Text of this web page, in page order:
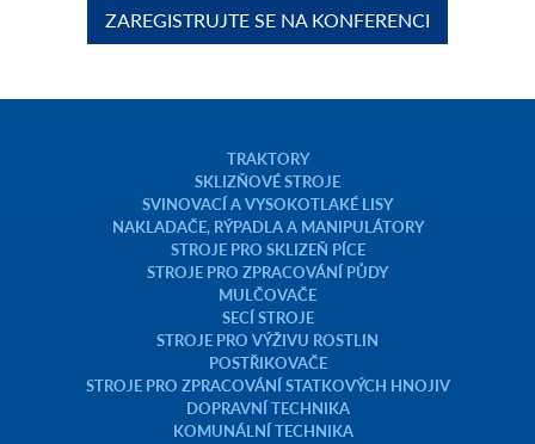
ZAREGISTRUJTE SE NA KONFERENCI
TRAKTORY
SKLIZŇOVÉ STROJE
SVINOVACÍ A VYSOKOTLAKÉ LISY
NAKLADAČE, RÝPADLA A MANIPULÁTORY
STROJE PRO SKLIZEŇ PÍCE
STROJE PRO ZPRACOVÁNÍ PŮDY
MULČOVAČE
SECÍ STROJE
STROJE PRO VÝŽIVU ROSTLIN
POSTŘIKOVAČE
STROJE PRO ZPRACOVÁNÍ STATKOVÝCH HNOJIV
DOPRAVNÍ TECHNIKA
KOMUNÁLNÍ TECHNIKA